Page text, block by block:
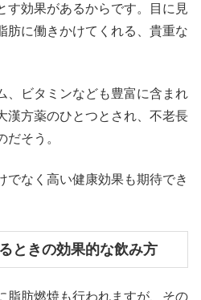
す効果があるからです。目に見
肪に働きかけてくれる、貴重な
、ビタミンなども豊富に含まれ
漢方薬のひとつとされ、不老長
そう。
でなく高い健康効果も期待でき
ときの効果的な飲み方
脂肪燃焼も行われますが、その